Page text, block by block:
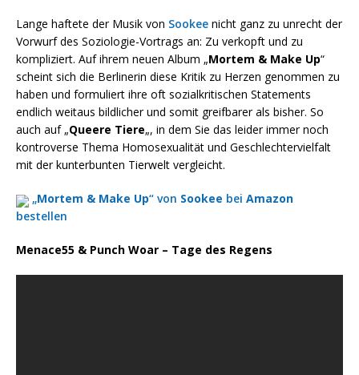
Lange haftete der Musik von Sookee nicht ganz zu unrecht der
Vorwurf des Soziologie-Vortrags an: Zu verkopft und zu
kompliziert. Auf ihrem neuen Album „Mortem & Make Up“
scheint sich die Berlinerin diese Kritik zu Herzen genommen zu
haben und formuliert ihre oft sozialkritischen Statements
endlich weitaus bildlicher und somit greifbarer als bisher. So
auch auf „Queere Tiere„, in dem Sie das leider immer noch
kontroverse Thema Homosexualität und Geschlechtervielfalt
mit der kunterbunten Tierwelt vergleicht.
„Mortem & Make Up“ von Sookee bei Amazon
bestellen
Menace55 & Punch Woar – Tage des Regens